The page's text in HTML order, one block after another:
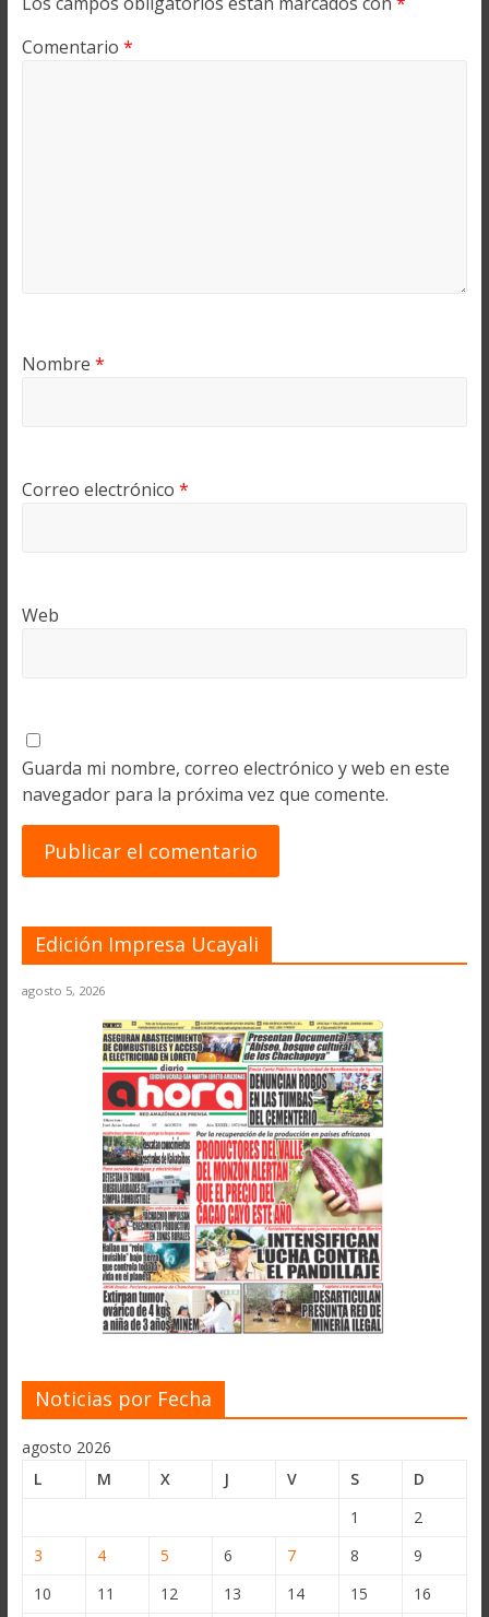
Comentario *
Nombre *
Correo electrónico *
Web
Guarda mi nombre, correo electrónico y web en este
navegador para la próxima vez que comente.
Edición Impresa Ucayali
agosto 5, 2026
Noticias por Fecha
agosto 2026
L
M X J V S
D
1
2
3
4 5 6 7 8
9
10
11 12 13 14 15
16